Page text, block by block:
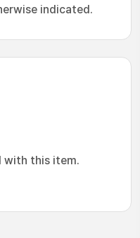
indicated.
with this item.